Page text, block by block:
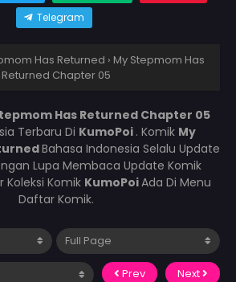
Telegram
Has Returned › My Stepmom Has
Returned Chapter 05
Has Returned Chapter 05
Terbaru Di KumoPoi . Komik My
Bahasa Indonesia Selalu Update
Lupa Membaca Update Komik
Koleksi Komik KumoPoiAda Di Menu
Daftar Komik.
Prev Next